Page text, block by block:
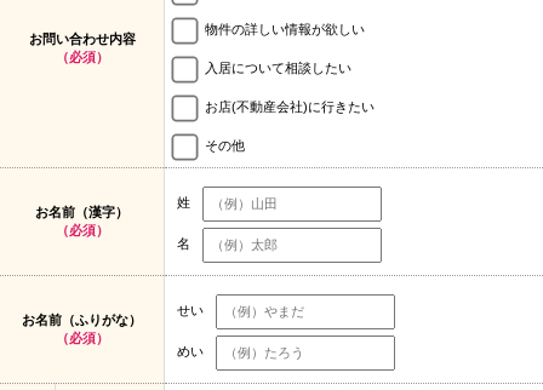
お問い合わせ内容
（必須）
物件の詳しい情報が欲しい
入居について相談したい
お店(不動産会社)に行きたい
その他
お名前（漢字）
（必須）
姓
名
お名前（ふりがな）
（必須）
せい
めい